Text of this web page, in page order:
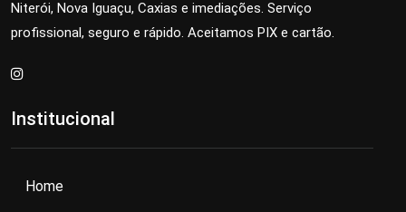
Niterói, Nova Iguaçu, Caxias e imediações. Serviço
profissional, seguro e rápido. Aceitamos PIX e cartão.
Institucional
Home